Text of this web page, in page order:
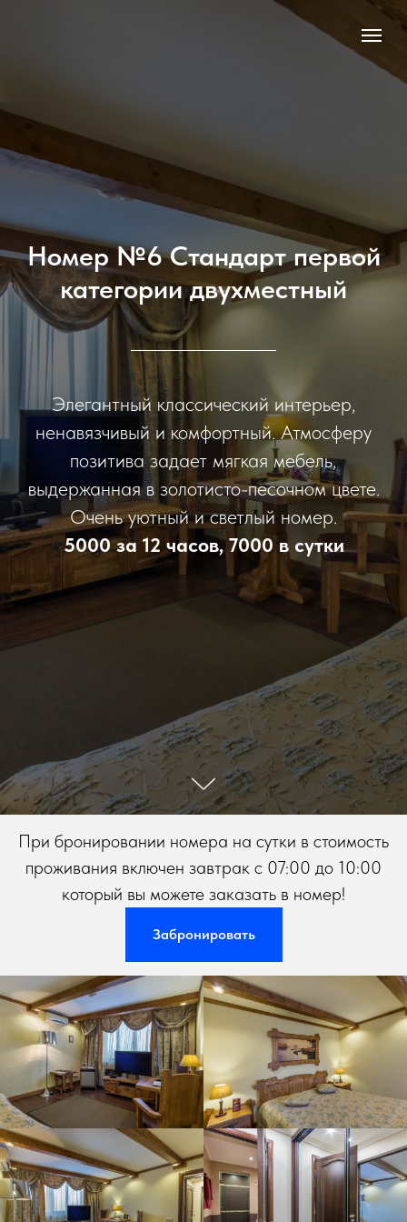
Номер №6 Стандарт первой
категории двухместный
Элегантный классический интерьер,
ненавязчивый и комфортный. Атмосферу
позитива задает мягкая мебель,
выдержанная в золотисто-песочном цвете.
Очень уютный и светлый номер.
5000 за 12 часов, 7000 в сутки
При бронировании номера на сутки в стоимость
проживания включен завтрак с 07:00 до 10:00
который вы можете заказать в номер!
Забронировать